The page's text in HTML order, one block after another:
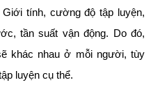
tính, cường độ tập luyện,
tần suất vận động. Do đó,
khác nhau ở mỗi người, tùy
luyện cụ thể.